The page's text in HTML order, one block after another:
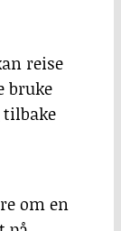
reise
bruke
tilbake
om en